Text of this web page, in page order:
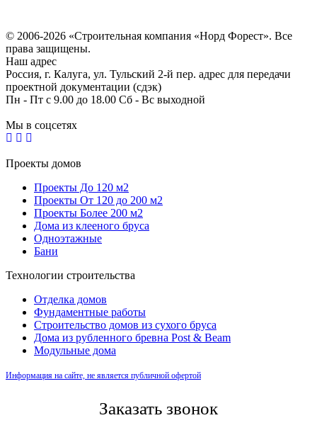
© 2006-2026 «Строительная компания «Норд Форест». Все
права защищены.
Наш адрес
Россия, г. Калуга, ул. Тульский 2-й пер. адрес для передачи
проектной документации (сдэк)
Пн - Пт с 9.00 до 18.00 Сб - Вс выходной
Мы в соцсетях
Проекты домов
Проекты До 120 м2
Проекты От 120 до 200 м2
Проекты Более 200 м2
Дома из клееного бруса
Одноэтажные
Бани
Технологии строительства
Отделка домов
Фундаментные работы
Строительство домов из сухого бруса
Дома из рубленного бревна Post & Beam
Модульные дома
Информация на сайте, не является публичной офертой
Заказать звонок